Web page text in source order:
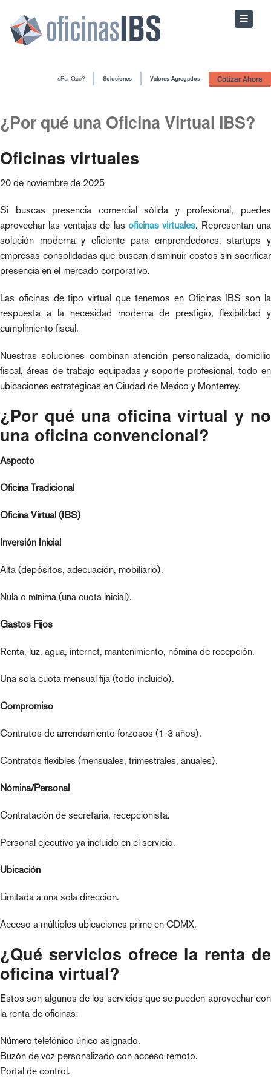
¿Por Qué? Soluciones Valores Agregados Cotizar Ahora
¿Por qué una Oficina Virtual IBS?
Oficinas virtuales
20 de noviembre de 2025
Si buscas presencia comercial sólida y profesional, puedes
aprovechar las ventajas de las oficinas virtuales. Representan una
solución moderna y eficiente para emprendedores, startups y
empresas consolidadas que buscan disminuir costos sin sacrificar
presencia en el mercado corporativo.
Las oficinas de tipo virtual que tenemos en Oficinas IBS son la
respuesta a la necesidad moderna de prestigio, flexibilidad y
cumplimiento fiscal.
Nuestras soluciones combinan atención personalizada, domicilio
fiscal, áreas de trabajo equipadas y soporte profesional, todo en
ubicaciones estratégicas en Ciudad de México y Monterrey.
¿Por qué una oficina virtual y no
una oficina convencional?
Aspecto
Oficina Tradicional
Oficina Virtual (IBS)
Inversión Inicial
Alta (depósitos, adecuación, mobiliario).
Nula o mínima (una cuota inicial).
Gastos Fijos
Renta, luz, agua, internet, mantenimiento, nómina de recepción.
Una sola cuota mensual fija (todo incluido).
Compromiso
Contratos de arrendamiento forzosos (1-3 años).
Contratos flexibles (mensuales, trimestrales, anuales).
Nómina/Personal
Contratación de secretaria, recepcionista.
Personal ejecutivo ya incluido en el servicio.
Ubicación
Limitada a una sola dirección.
Acceso a múltiples ubicaciones prime en CDMX.
¿Qué servicios ofrece la renta de
oficina virtual?
Estos son algunos de los servicios que se pueden aprovechar con
la renta de oficinas:
Número telefónico único asignado.
Buzón de voz personalizado con acceso remoto.
Portal de control.